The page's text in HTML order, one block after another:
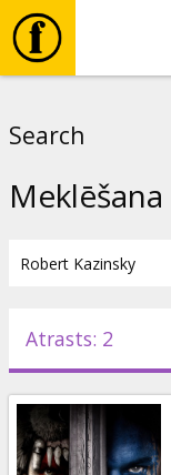
Pasākumi
Ziņas
Search
Meklēšana
Atrasts: 2